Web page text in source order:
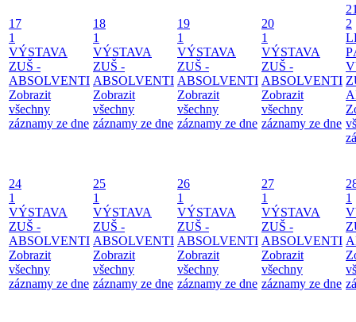
17
1
VÝSTAVA
ZUŠ -
ABSOLVENTI
Zobrazit
všechny
záznamy ze dne
18
1
VÝSTAVA
ZUŠ -
ABSOLVENTI
Zobrazit
všechny
záznamy ze dne
19
1
VÝSTAVA
ZUŠ -
ABSOLVENTI
Zobrazit
všechny
záznamy ze dne
20
1
VÝSTAVA
ZUŠ -
ABSOLVENTI
Zobrazit
všechny
záznamy ze dne
2
24
1
VÝSTAVA
ZUŠ -
ABSOLVENTI
Zobrazit
všechny
záznamy ze dne
25
1
VÝSTAVA
ZUŠ -
ABSOLVENTI
Zobrazit
všechny
záznamy ze dne
26
1
VÝSTAVA
ZUŠ -
ABSOLVENTI
Zobrazit
všechny
záznamy ze dne
27
1
VÝSTAVA
ZUŠ -
ABSOLVENTI
Zobrazit
všechny
záznamy ze dne
1